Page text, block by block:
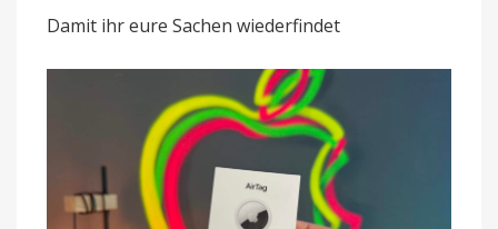
kleinen
Gadget
Damit ihr eure Sachen wiederfindet